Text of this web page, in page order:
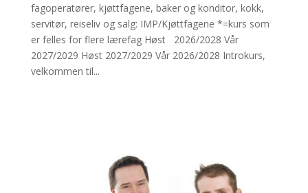
fagoperatører, kjøttfagene, baker og konditor, kokk,
servitør, reiseliv og salg: IMP/Kjøttfagene *=kurs som
er felles for flere lærefag Høst 2026/2028 Vår
2027/2029 Høst 2027/2029 Vår 2026/2028 Introkurs,
velkommen til...